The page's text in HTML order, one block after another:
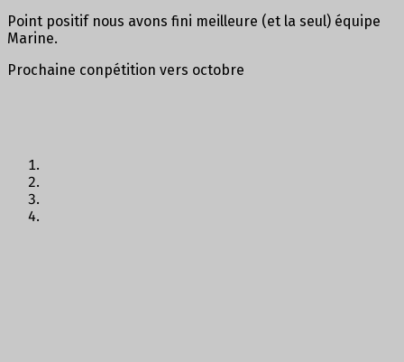
Point positif nous avons fini meilleure (et la seul) équipe
Marine.
Prochaine conpétition vers octobre